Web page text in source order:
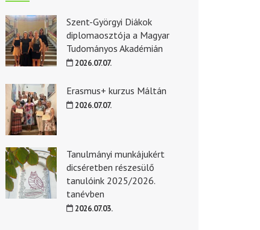
Szent-Györgyi Diákok
diplomaosztója a Magyar
Tudományos Akadémián
2026.07.07.
Erasmus+ kurzus Máltán
2026.07.07.
Tanulmányi munkájukért
dicséretben részesülő
tanulóink 2025/2026.
tanévben
2026.07.03.